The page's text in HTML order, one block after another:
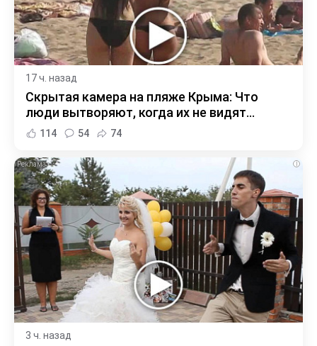
17 ч. назад
Скрытая камера на пляже Крыма: Что
люди вытворяют, когда их не видят...
114 54 74
i
3 ч. назад